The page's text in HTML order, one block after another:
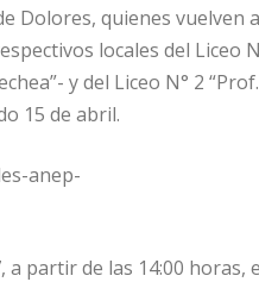
Dolores, quienes vuelven
locales del Liceo
y del Liceo N° 2
15 de abril.
a partir de las 14:00